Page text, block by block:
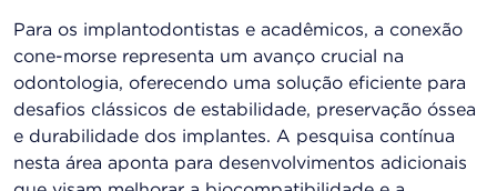
Para os implantodontistas e acadêmicos, a conexão
cone-morse representa um avanço crucial na
odontologia, oferecendo uma solução eficiente para
desafios clássicos de estabilidade, preservação óssea
e durabilidade dos implantes. A pesquisa contínua
nesta área aponta para desenvolvimentos adicionais